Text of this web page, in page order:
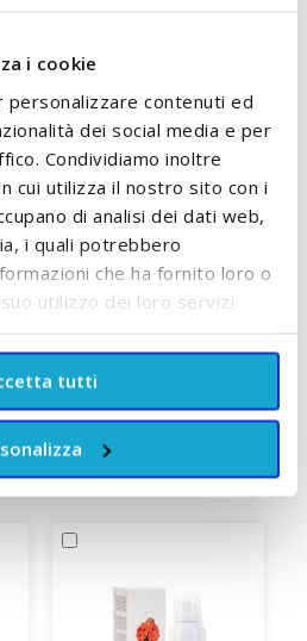
i cookie
personalizzare contenuti ed
dei social media e per
Condividiamo inoltre
cui utilizza il nostro sito con i
di analisi dei dati web,
i quali potrebbero
che ha fornito loro o
utilizzo dei loro servizi.
tutti
ANCHE:
al carrello oppure